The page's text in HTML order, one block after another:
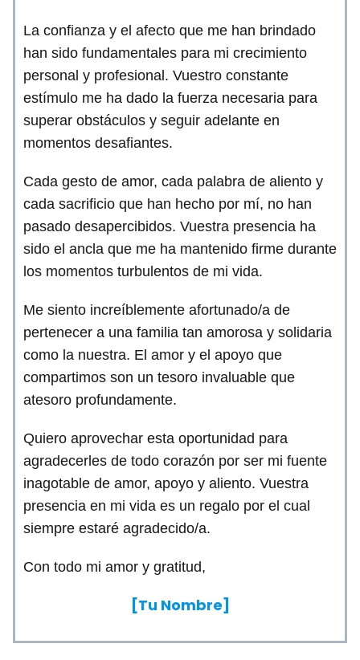
La confianza y el afecto que me han brindado
han sido fundamentales para mi crecimiento
personal y profesional. Vuestro constante
estímulo me ha dado la fuerza necesaria para
superar obstáculos y seguir adelante en
momentos desafiantes.
Cada gesto de amor, cada palabra de aliento y
cada sacrificio que han hecho por mí, no han
pasado desapercibidos. Vuestra presencia ha
sido el ancla que me ha mantenido firme durante
los momentos turbulentos de mi vida.
Me siento increíblemente afortunado/a de
pertenecer a una familia tan amorosa y solidaria
como la nuestra. El amor y el apoyo que
compartimos son un tesoro invaluable que
atesoro profundamente.
Quiero aprovechar esta oportunidad para
agradecerles de todo corazón por ser mi fuente
inagotable de amor, apoyo y aliento. Vuestra
presencia en mi vida es un regalo por el cual
siempre estaré agradecido/a.
Con todo mi amor y gratitud,
[Tu Nombre]